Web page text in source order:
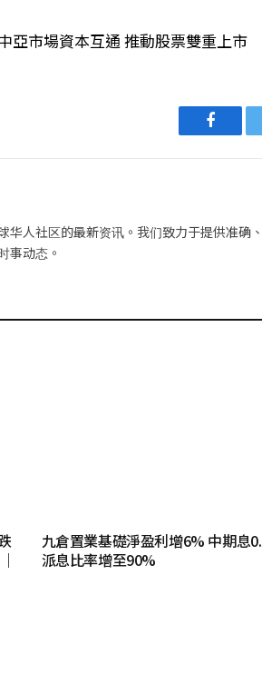
亞市場資本互通 推動股票雙重上市
华人社区的最新资讯。我们致力于提供准确
事动态。
九倉置業基礎淨盈利增6% 中期息
派息比率增至90%